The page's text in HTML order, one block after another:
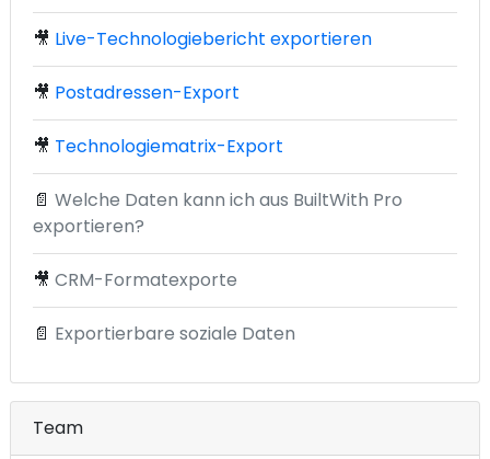
🎥 Live-Technologiebericht exportieren
🎥 Postadressen-Export
🎥 Technologiematrix-Export
📄 Welche Daten kann ich aus BuiltWith Pro
exportieren?
🎥 CRM-Formatexporte
📄 Exportierbare soziale Daten
Team